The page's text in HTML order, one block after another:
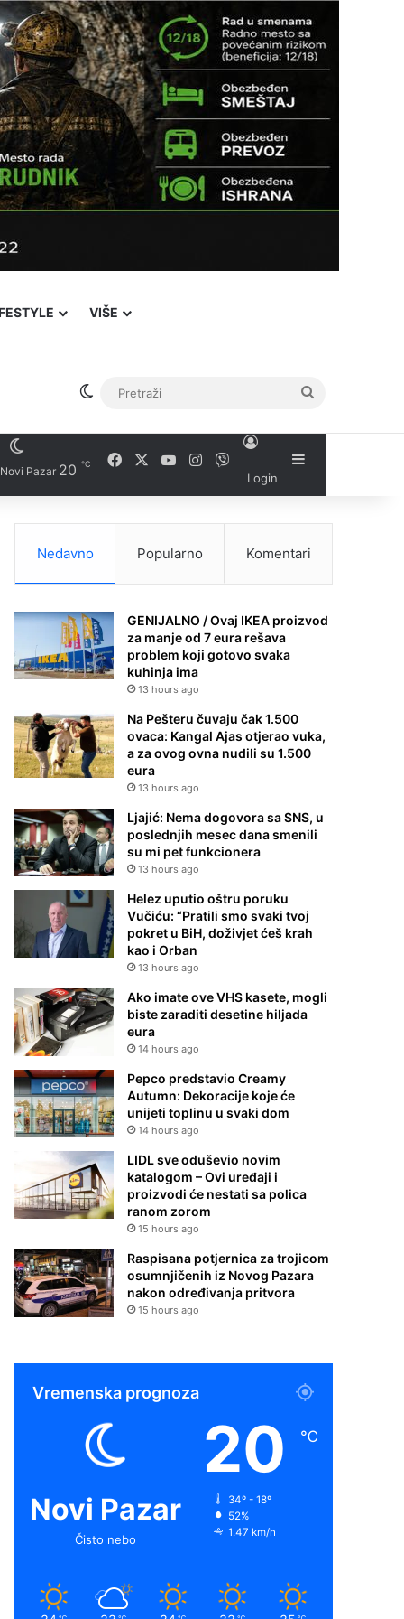
VIŠE
Switch skin
Novi Pazar 20 ℃ FacebookYouTubeInstagram
Viber
Login
Sidebar
Nedavno Popularno Komentari
GENIJALNO / Ovaj IKEA proizvod
za manje od 7 eura rešava
problem koji gotovo svaka
kuhinja ima
13 hours ago
Na Pešteru čuvaju čak 1.500
ovaca: Kangal Ajas otjerao vuka,
a za ovog ovna nudili su 1.500
eura
13 hours ago
Ljajić: Nema dogovora sa SNS, u
poslednjih mesec dana smenili
su mi pet funkcionera
13 hours ago
Helez uputio oštru poruku
Vučiću: “Pratili smo svaki tvoj
pokret u BiH, doživjet ćeš krah
kao i Orban
13 hours ago
Ako imate ove VHS kasete, mogli
biste zaraditi desetine hiljada
eura
14 hours ago
Pepco predstavio Creamy
Autumn: Dekoracije koje će
unijeti toplinu u svaki dom
14 hours ago
LIDL sve oduševio novim
katalogom – Ovi uređaji i
proizvodi će nestati sa polica
ranom zorom
15 hours ago
Raspisana potjernica za trojicom
osumnjičenih iz Novog Pazara
nakon određivanja pritvora
15 hours ago
Vremenska prognoza
Novi Pazar
Čisto nebo
20 ℃
34º - 18º
52%
1.47 km/h